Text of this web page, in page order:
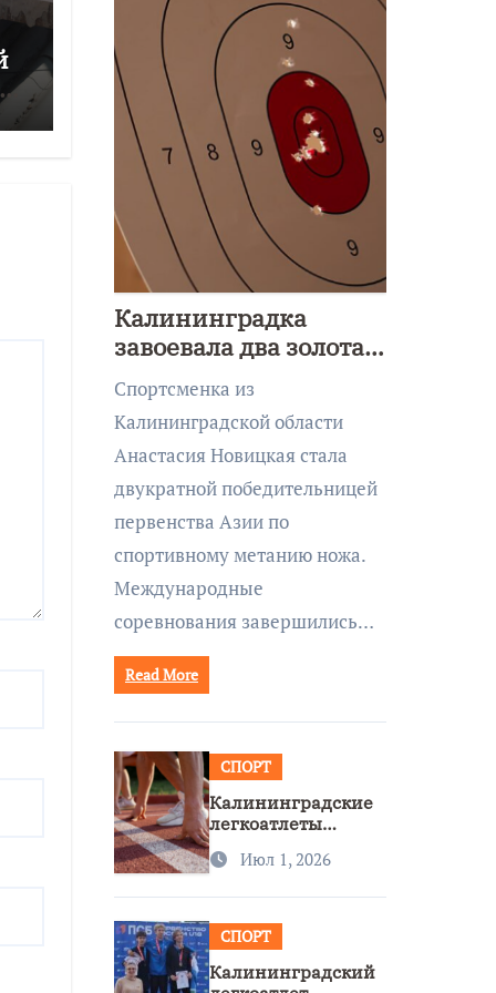
Калининградка
завоевала два золота
первенства Азии по
метанию ножа
Спортсменка из
Калининградской области
Анастасия Новицкая стала
двукратной победительницей
первенства Азии по
спортивному метанию ножа.
Международные
соревнования завершились…
Read More
СПОРТ
Калининградские
легкоатлеты
бронзы на
Июл 1, 2026
СПОРТ
Калининградский